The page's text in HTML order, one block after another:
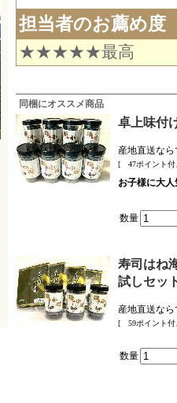
担当者のお薦め度
★★★★★最高
同梱にオススメ商品
卓上味付
産地直送な
[ 47ポイント付
お子様に大人
数量
寿司はね
試しセッ
産地直送な
[ 59ポイント付
数量